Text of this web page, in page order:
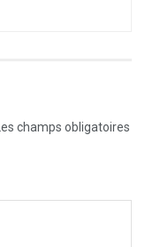
Les champs obligatoires